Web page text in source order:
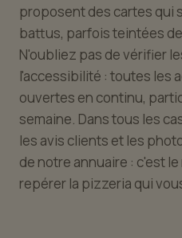
proposent des cartes qui
battus, parfois teintées
N'oubliez pas de vérifier
l'accessibilité : toutes les
ouvertes en continu,
semaine. Dans tous les
les avis clients et les
de notre annuaire : c'est
repérer la pizzeria qui